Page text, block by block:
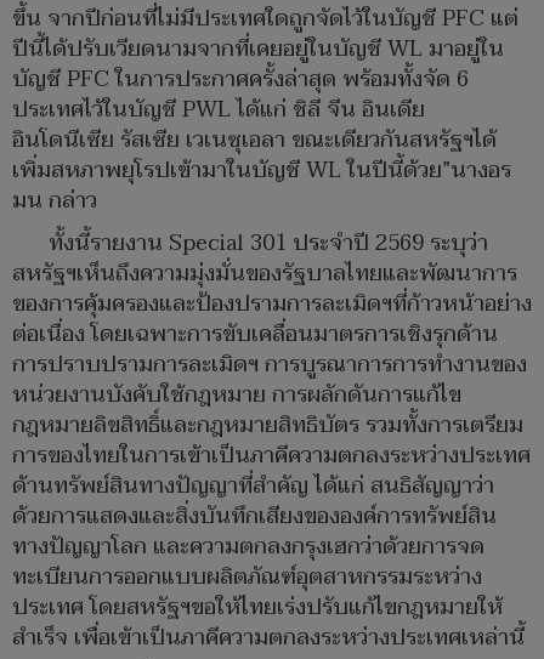
ขึ้น จากปีก่อนที่ไม่มีประเทศใดถูกจัดไว้ในบัญชี PFC แต่
ปีนี้ได้ปรับเวียดนามจากที่เคยอยู่ในบัญชี WL มาอยู่ใน
บัญชี PFC ในการประกาศครั้งล่าสุด พร้อมทั้งจัด 6
ประเทศไว้ในบัญชี PWL ได้แก่ ชิลี จีน อินเดีย
อินโดนีเซีย รัสเซีย เวเนซุเอลา ขณะเดียวกันสหรัฐฯได้
เพิ่มสหภาพยุโรปเข้ามาในบัญชี WL ในปีนี้ด้วย”นางอร
มน กล่าว
ทั้งนี้รายงาน Special 301 ประจำปี 2569 ระบุว่า
สหรัฐฯเห็นถึงความมุ่งมั่นของรัฐบาลไทยและพัฒนาการ
ของการคุ้มครองและป้องปรามการละเมิดฯที่ก้าวหน้าอย่าง
ต่อเนื่อง โดยเฉพาะการขับเคลื่อนมาตรการเชิงรุกด้าน
การปราบปรามการละเมิดฯ การบูรณาการการทำงานของ
หน่วยงานบังคับใช้กฎหมาย การผลักดันการแก้ไข
กฎหมายลิขสิทธิ์และกฎหมายสิทธิบัตร รวมทั้งการเตรียม
การของไทยในการเข้าเป็นภาคีความตกลงระหว่างประเทศ
ด้านทรัพย์สินทางปัญญาที่สำคัญ ได้แก่ สนธิสัญญาว่า
ด้วยการแสดงและสิ่งบันทึกเสียงขององค์การทรัพย์สิน
ทางปัญญาโลก และความตกลงกรุงเฮกว่าด้วยการจด
ทะเบียนการออกแบบผลิตภัณฑ์อุตสาหกรรมระหว่าง
ประเทศ โดยสหรัฐฯขอให้ไทยเร่งปรับแก้ไขกฎหมายให้
สำเร็จ เพื่อเข้าเป็นภาคีความตกลงระหว่างประเทศเหล่านี้